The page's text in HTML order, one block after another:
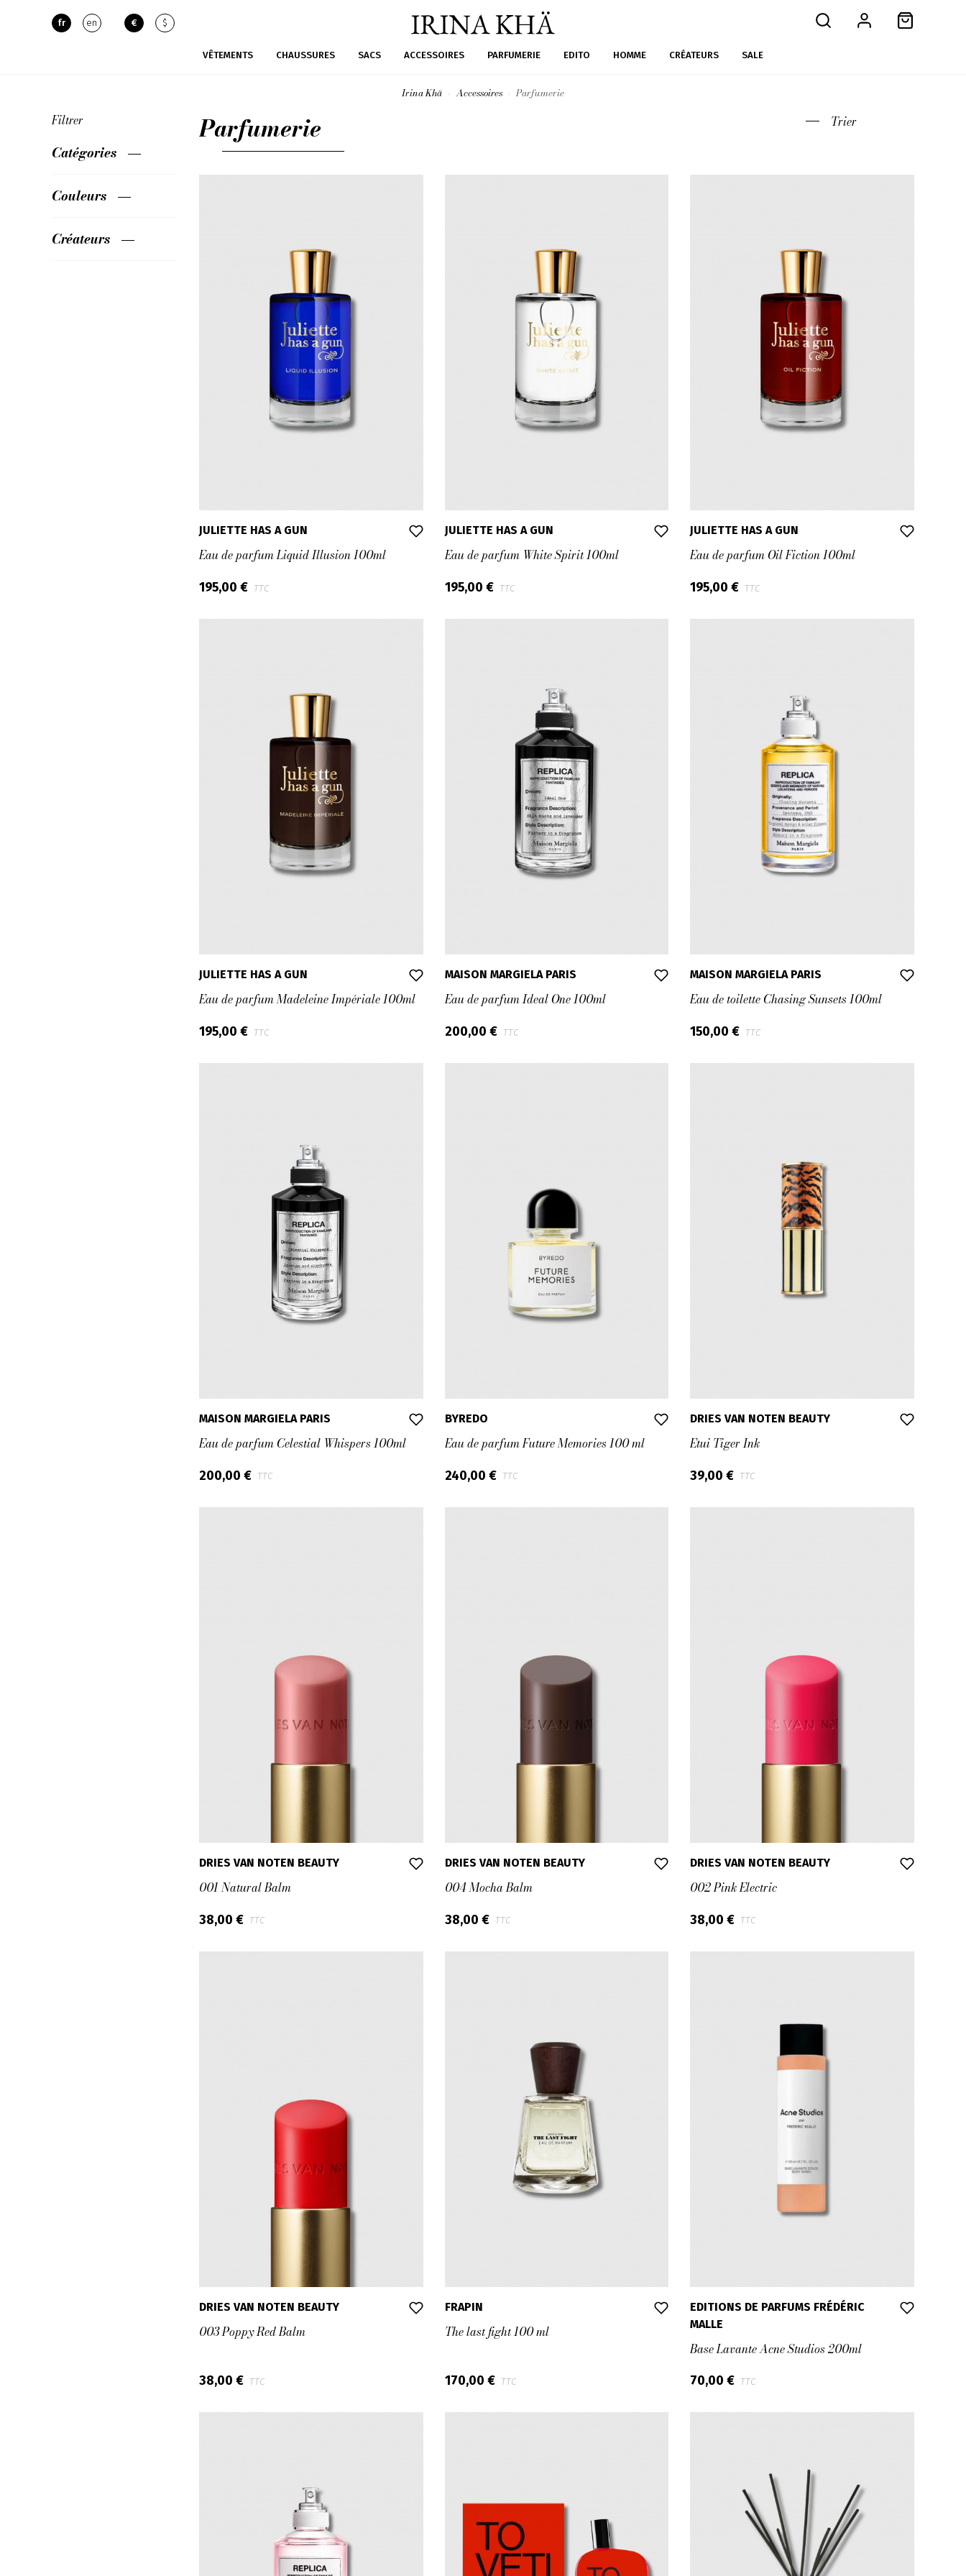
fr en € $
VÊTEMENTS CHAUSSURES SACS ACCESSOIRES PARFUMERIE EDITO HOMME CRÉATEURS SALE
Irina Khä Accessoires Parfumerie
Filtrer
Catégories
Couleurs
Créateurs
Parfumerie
JULIETTE HAS A GUN
Eau de parfum Liquid Illusion 100ml
195,00 € TTC
JULIETTE HAS A GUN
Eau de parfum White Spirit 100ml
195,00 € TTC
JULIETTE HAS A GUN
Eau de parfum Oil Fiction 100ml
195,00 € TTC
JULIETTE HAS A GUN
Eau de parfum Madeleine Impériale 100ml
195,00 € TTC
MAISON MARGIELA PARIS
Eau de parfum Ideal One 100ml
200,00 € TTC
MAISON MARGIELA PARIS
Eau de toilette Chasing Sunsets 100ml
150,00 € TTC
MAISON MARGIELA PARIS
Eau de parfum Celestial Whispers 100ml
200,00 € TTC
BYREDO
Eau de parfum Future Memories 100 ml
240,00 € TTC
DRIES VAN NOTEN BEAUTY
Etui Tiger Ink
39,00 € TTC
DRIES VAN NOTEN BEAUTY
001 Natural Balm
38,00 € TTC
DRIES VAN NOTEN BEAUTY
004 Mocha Balm
38,00 € TTC
DRIES VAN NOTEN BEAUTY
002 Pink Electric
38,00 € TTC
DRIES VAN NOTEN BEAUTY
003 Poppy Red Balm
38,00 € TTC
FRAPIN
The last fight 100 ml
170,00 € TTC
EDITIONS DE PARFUMS FRÉDÉRIC
MALLE
Base Lavante Acne Studios 200ml
70,00 € TTC